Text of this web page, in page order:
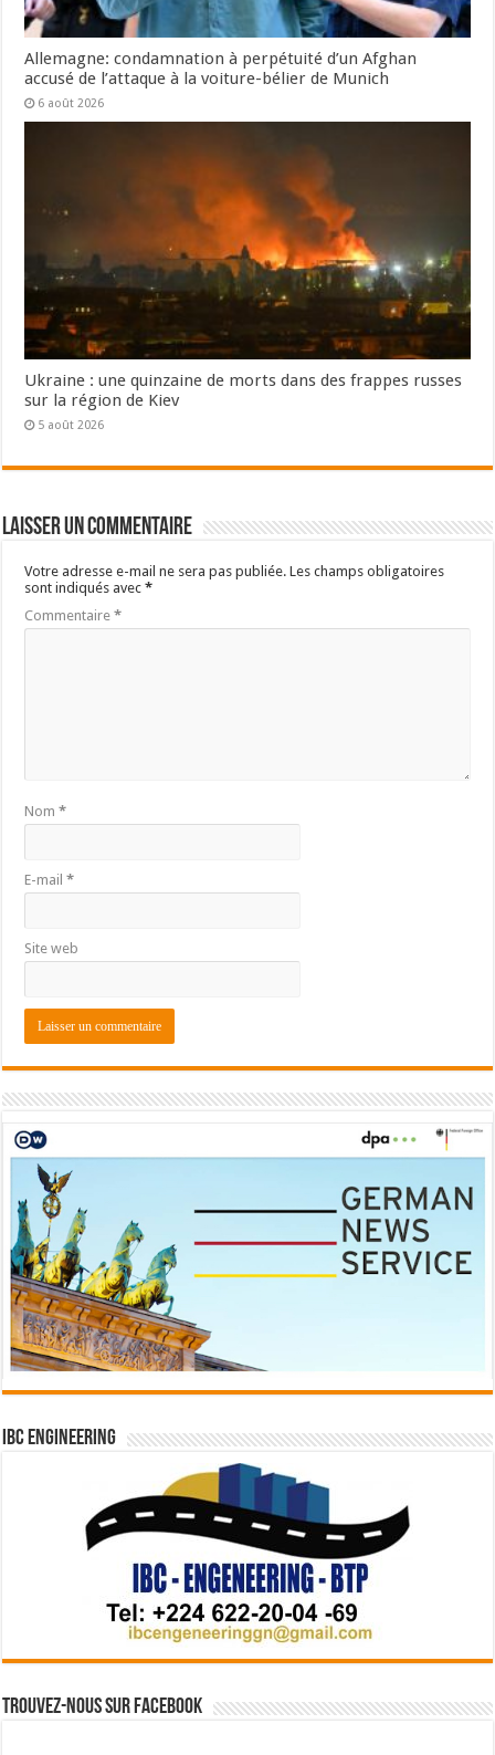
Allemagne: condamnation à perpétuité d’un Afghan
accusé de l’attaque à la voiture-bélier de Munich
6 août 2026
Ukraine : une quinzaine de morts dans des frappes russes
sur la région de Kiev
5 août 2026
Laisser un commentaire
Votre adresse e-mail ne sera pas publiée. Les champs obligatoires
sont indiqués avec*
Commentaire*
Nom*
E-mail*
Site web
IBC Engineering
Trouvez-nous sur Facebook